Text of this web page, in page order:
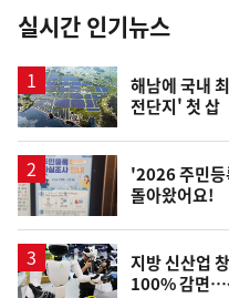
뉴
스
실시간 인기뉴스
해남에 국내
전단지' 첫 삽
'2026 주민등
돌아왔어요!
지방 신산업
100% 감면…